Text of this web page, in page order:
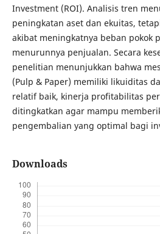
Investment (ROI). Analisis tren
peningkatan aset dan ekuitas,
akibat meningkatnya beban pokok
menurunnya penjualan. Secara
penelitian menunjukkan bahwa
(Pulp & Paper) memiliki likuiditas
relatif baik, kinerja profitabilitas
ditingkatkan agar mampu
pengembalian yang optimal bagi
Downloads